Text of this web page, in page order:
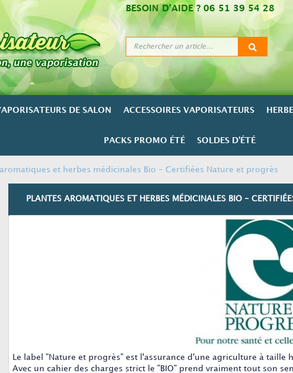
BESOIN D’AIDE ?06 51 39 54 28
DE SALON ACCESSOIRES VAPORISATEURS
PACKS PROMO ÉTÉ SOLDES D'ÉTÉ
aromatiques et herbes médicinales Bio - Certifiées Nature et progrès
PLANTES AROMATIQUES ET HERBES MÉDICINALES BIO -
Le label "Nature et progrès" est l'assurance d'une agriculture à taille
Avec un cahier des charges strict le "BIO" prend vraiment tout son